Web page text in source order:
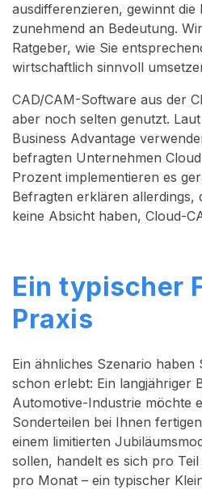
ausdifferenzieren, gewinnt die
zunehmend an Bedeutung.
Ratgeber, wie Sie
wirtschaftlich sinnvoll
CAD/CAM-Software aus der
aber noch selten genutzt.
Business Advantage
befragten Unternehmen
Prozent implementieren es
Befragten erklären allerdings,
keine Absicht haben, Cloud-
Ein typischer
Praxis
Ein ähnliches Szenario haben
schon erlebt: Ein langjähriger
Automotive-Industrie möchte
Sonderteilen bei Ihnen
einem limitierten
sollen, handelt es sich pro
pro Monat – ein typischer